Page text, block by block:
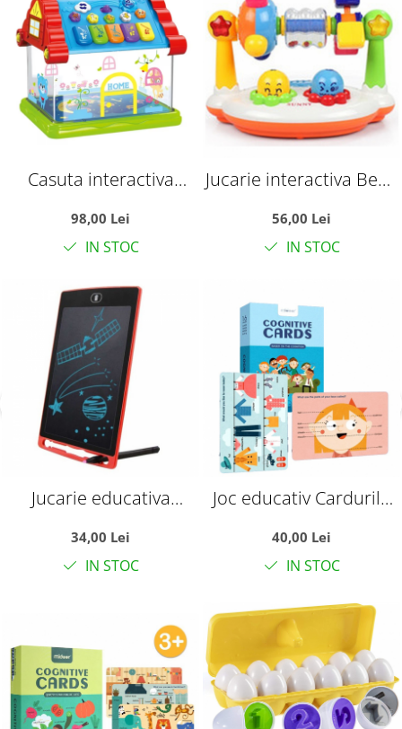
Casuta interactiva
cu lumini, muzica si
proiectii stelare
98,00 Lei
IN STOC
Jucarie interactiva Bebe
Copiilor
56,00 Lei
IN STOC
Jucarie educativa
electronica LCD, 8.5"
34,00 Lei
IN STOC
Joc educativ Cardurile
cunostintelor
40,00 Lei
IN STOC